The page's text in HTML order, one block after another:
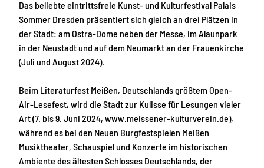
Das beliebte eintrittsfreie Kunst- und Kulturfestival Palais
Sommer Dresden präsentiert sich gleich an drei Plätzen in
der Stadt: am Ostra-Dome neben der Messe, im Alaunpark
in der Neustadt und auf dem Neumarkt an der Frauenkirche
(Juli und August 2024).
Beim Literaturfest Meißen, Deutschlands größtem Open-
Air-Lesefest, wird die Stadt zur Kulisse für Lesungen vieler
Art (7. bis 9. Juni 2024, www.meissener-kulturverein.de),
während es bei den Neuen Burgfestspielen Meißen
Musiktheater, Schauspiel und Konzerte im historischen
Ambiente des ältesten Schlosses Deutschlands, der